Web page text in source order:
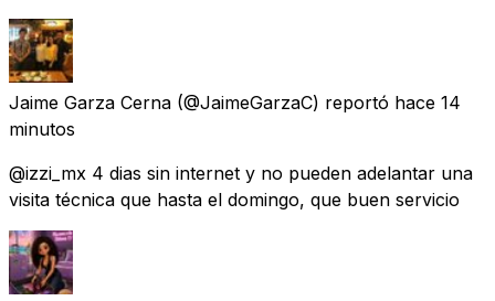
Jaime Garza Cerna (@JaimeGarzaC) reportó hace 14
minutos
@izzi_mx 4 dias sin internet y no pueden adelantar una
visita técnica que hasta el domingo, que buen servicio